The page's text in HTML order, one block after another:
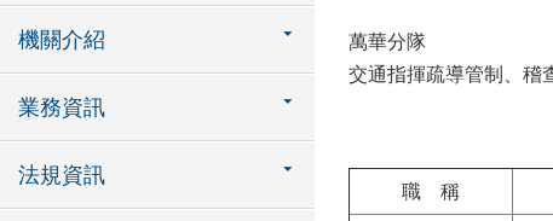
機關介紹
業務資訊
法規資訊
萬華分隊
交通指揮疏導管制、稽
職 稱